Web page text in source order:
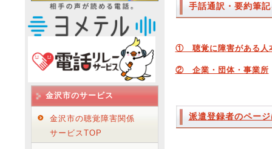
手話通訳・要約筆
① 聴覚に障害がある人
② 企業・団体・事業所
派遣登録者のペー
金沢市のサービス
金沢市の聴覚障害関係
サービスTOP